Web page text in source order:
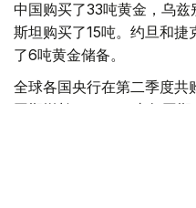
中国购买了33吨黄金，乌
斯坦购买了15吨。约旦和
了6吨黄金储备。
全球各国央行在第二季度
同期增长了62%。去年同期